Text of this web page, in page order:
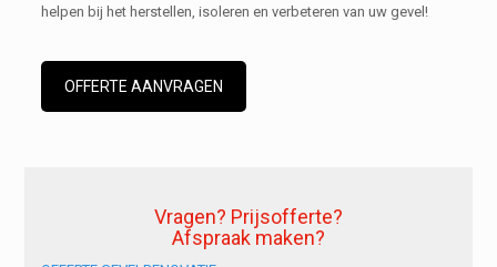
helpen bij het herstellen, isoleren en verbeteren van uw gevel!
OFFERTE AANVRAGEN
Vragen? Prijsofferte?
Afspraak maken?